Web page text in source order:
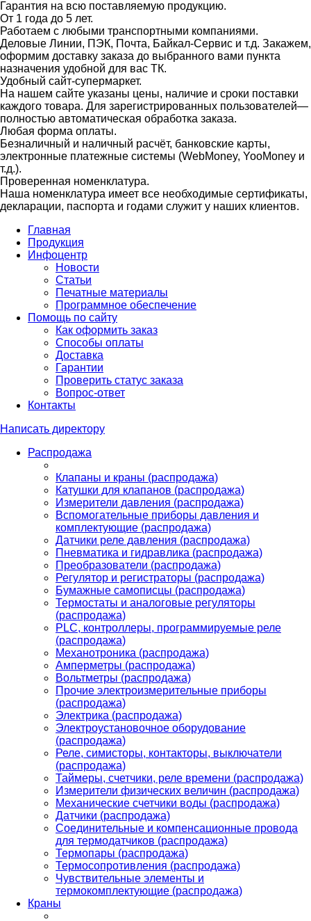
Гарантия на всю поставляемую продукцию.
От 1 года до 5 лет.
Работаем с любыми транспортными компаниями.
Деловые Линии, ПЭК, Почта, Байкал-Сервис и т.д. Закажем,
оформим доставку заказа до выбранного вами пункта
назначения удобной для вас ТК.
Удобный сайт-супермаркет.
На нашем сайте указаны цены, наличие и сроки поставки
каждого товара. Для зарегистрированных пользователей—
полностью автоматическая обработка заказа.
Любая форма оплаты.
Безналичный и наличный расчёт, банковские карты,
электронные платежные системы (WebMoney, YooMoney и
т.д.).
Проверенная номенклатура.
Наша номенклатура имеет все необходимые сертификаты,
декларации, паспорта и годами служит у наших клиентов.
Главная
Продукция
Инфоцентр
Новости
Статьи
Печатные материалы
Программное обеспечение
Помощь по сайту
Как оформить заказ
Способы оплаты
Доставка
Гарантии
Проверить статус заказа
Вопрос-ответ
Контакты
Написать директору
Распродажа
Клапаны и краны (распродажа)
Катушки для клапанов (распродажа)
Измерители давления (распродажа)
Вспомогательные приборы давления и
комплектующие (распродажа)
Датчики реле давления (распродажа)
Пневматика и гидравлика (распродажа)
Преобразователи (распродажа)
Регулятор и регистраторы (распродажа)
Бумажные самописцы (распродажа)
Термостаты и аналоговые регуляторы
(распродажа)
PLС, контроллеры, программируемые реле
(распродажа)
Механотроника (распродажа)
Амперметры (распродажа)
Вольтметры (распродажа)
Прочие электроизмерительные приборы
(распродажа)
Электрика (распродажа)
Электроустановочное оборудование
(распродажа)
Реле, симисторы, контакторы, выключатели
(распродажа)
Таймеры, счетчики, реле времени (распродажа)
Измерители физических величин (распродажа)
Механические счетчики воды (распродажа)
Датчики (распродажа)
Соединительные и компенсационные провода
для термодатчиков (распродажа)
Термопары (распродажа)
Термосопротивления (распродажа)
Чувствительные элементы и
термокомплектующие (распродажа)
Краны